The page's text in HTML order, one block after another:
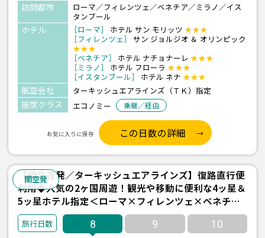
訪問都市
ローマ／フィレンツェ／ベネチア／ミラノ／イス
タンブール
ホテル ［ローマ］ ホテル サン モリッツ ★★★
［フィレンツェ］
サン ジョルジオ ＆ オリンピック
★★★
［ベネチア］
ホテル ナチョナーレ ★★★
［ミラノ］
ホテル フローラ ★★★
［イスタンブール］
ホテル ネナ ★★★
航空会社 ターキッシュエアラインズ（ＴＫ）指定
座席クラス エコノミー 乗継／経由
お気に入りに保存 この日数の詳細
関空発
【関空夜発／ターキッシュエアラインズ】復路直行便
利用◆人気の2ヶ国周遊！観光や移動に便利な4ッ星＆
5ッ星ホテル指定＜ローマ×フィレンツェ×ベネチア
×イスタンブール＞8日間
8 9 10